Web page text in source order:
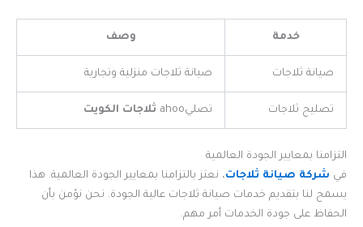
خدمة وصف
صيانة ثلاجات صيانة ثلاجات منزلية وتجارية
تصليح ثلاجات تصليahoo ثلاجات الكويت
التزامنا بمعايير الجودة العالمية
في شركة صيانة ثلاجات، نعتز بالتزامنا بمعايير الجودة العالمية. هذا
يسمح لنا بتقديم خدمات صيانة ثلاجات عالية الجودة. نحن نؤمن بأن
الحفاظ على جودة الخدمات أمر مهم.